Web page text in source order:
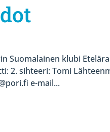
Suomalainen klubi
2. sihteeri: Tomi
e-mail...